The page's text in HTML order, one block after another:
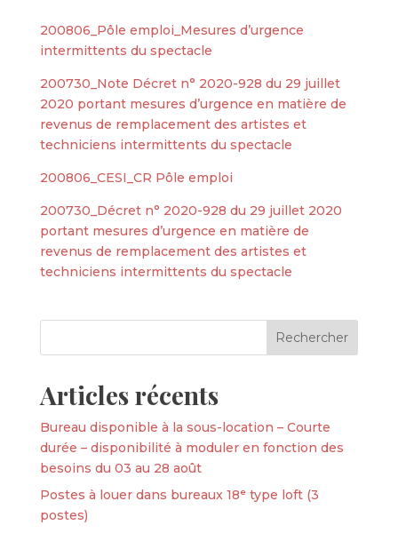
200806_Pôle emploi_Mesures d’urgence
intermittents du spectacle
200730_Note Décret n° 2020-928 du 29 juillet
2020 portant mesures d’urgence en matière de
revenus de remplacement des artistes et
techniciens intermittents du spectacle
200806_CESI_CR Pôle emploi
200730_Décret n° 2020-928 du 29 juillet 2020
portant mesures d’urgence en matière de
revenus de remplacement des artistes et
techniciens intermittents du spectacle
Articles récents
Bureau disponible à la sous-location – Courte
durée – disponibilité à moduler en fonction des
besoins du 03 au 28 août
Postes à louer dans bureaux 18ᵉ type loft (3
postes)